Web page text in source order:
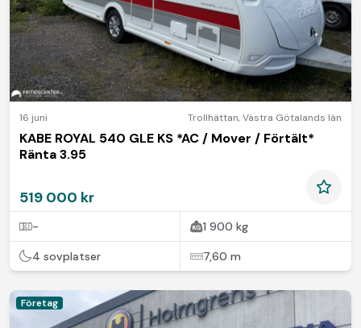
16 juni Trollhättan,Västra Götalands län
KABE ROYAL 540 GLE KS *AC / Mover / Förtält*
Ränta 3.95
519 000 kr
- 1 900 kg
4 sovplatser 7,60 m
Företag